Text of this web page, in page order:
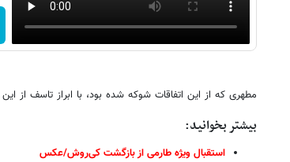
مطهری که از این اتفاقات شوکه شده بود، با ابراز تاسف از
بیشتر بخوانید:
استقبال ویژه طارمی از بازگشت کی‌روش/عکس